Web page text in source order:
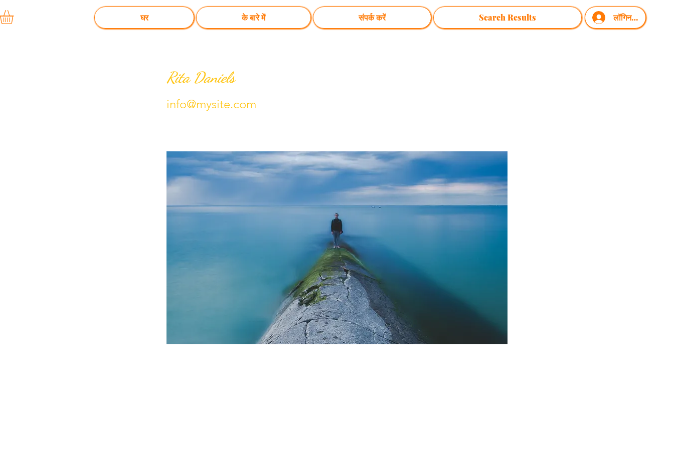
घर के बारे में संपर्क करें Search Results लॉगिन करें
Rita Daniels
info@mysite.com